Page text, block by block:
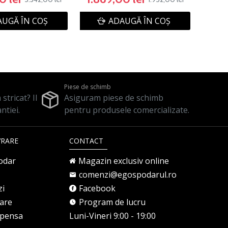
ÎN COŞ ADAUGĂ ÎN COŞ
stricat? Il
Piese de schimb
Asiguram piese de schimb
pentru produsele comercializate.
CONTACT
Magazin exclusiv online
comenzi@egospodarul.ro
Facebook
Program de lucru
Luni-Vineri 9:00 - 19:00